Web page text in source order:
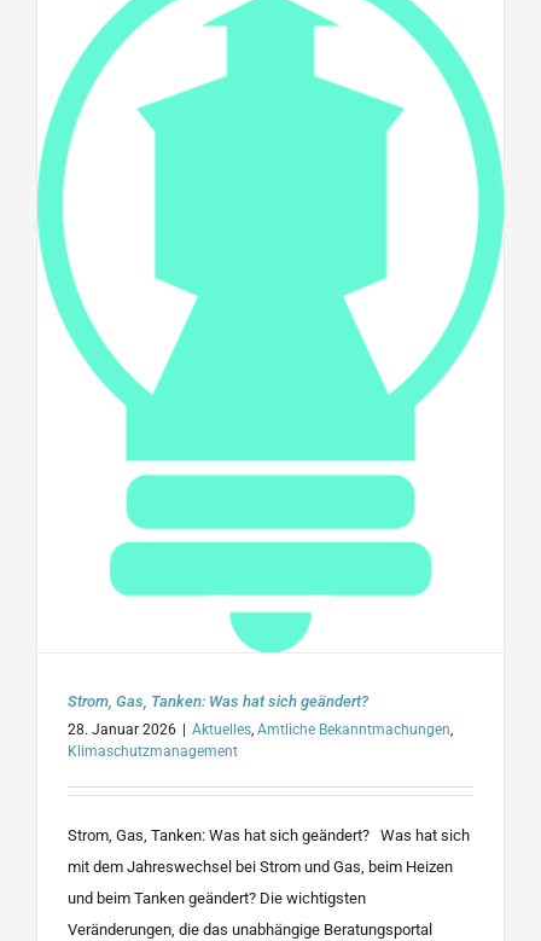
Strom, Gas, Tanken: Was hat sich geändert?
28. Januar 2026 Aktuelles, Amtliche Bekanntmachungen,
Klimaschutzmanagement
Strom, Gas, Tanken: Was hat sich geändert? Was hat sich
mit dem Jahreswechsel bei Strom und Gas, beim Heizen
und beim Tanken geändert? Die wichtigsten
Veränderungen, die das unabhängige Beratungsportal